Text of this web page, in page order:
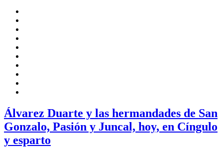
Álvarez Duarte y las hermandades de San
Gonzalo, Pasión y Juncal, hoy, en Cíngulo
y esparto